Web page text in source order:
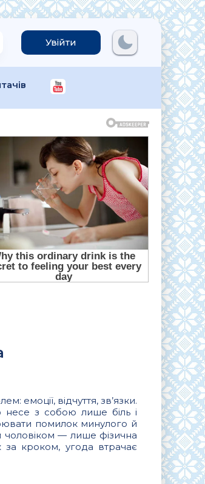
Увійти
емоції, відчуття, зв’язки.
з собою лише біль і
помилок минулого й
чоловіком — лише фізична
за кроком, угода втрачає